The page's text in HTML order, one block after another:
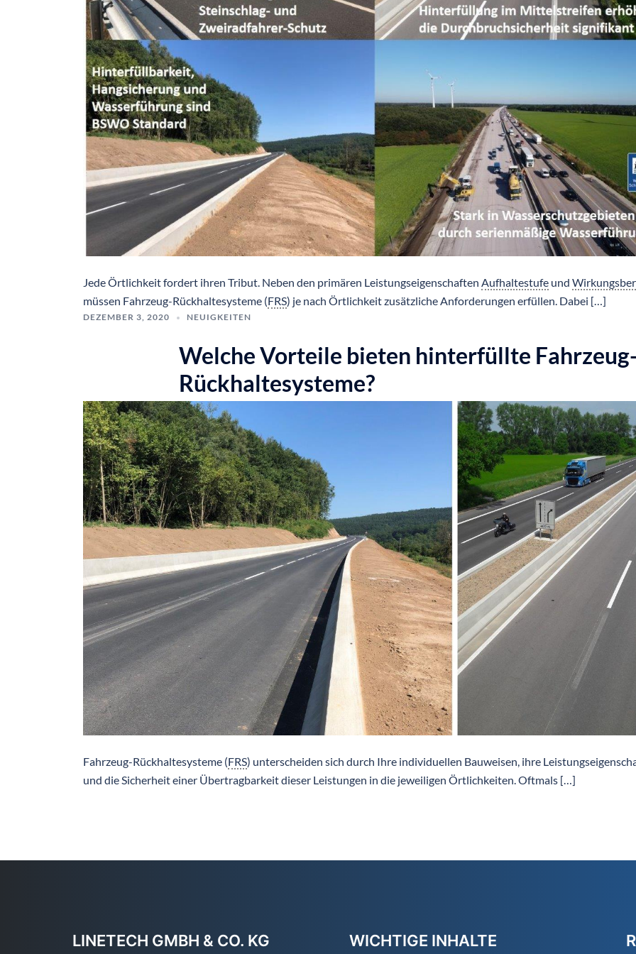
Jede Örtlichkeit fordert ihren Tribut. Neben den primären Leistungseigenschaften Aufhaltestufe und
müssen Fahrzeug-Rückhaltesysteme (FRS) je nach Örtlichkeit zusätzliche Anforderungen erfüllen. Dabei […]
DEZEMBER 3, 2020 NEUIGKEITEN
Welche Vorteile bieten hinterfüllte
Rückhaltesysteme?
Fahrzeug-Rückhaltesysteme (FRS) unterscheiden sich durch Ihre individuellen Bauweisen, ihre
und die Sicherheit einer Übertragbarkeit dieser Leistungen in die jeweiligen Örtlichkeiten. Oftmals […]
LINETECH GMBH & CO. KG WICHTIGE INHALTE